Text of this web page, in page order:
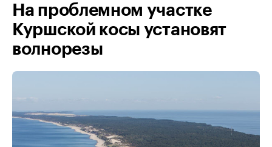
На проблемном участке
Куршской косы установят
волнорезы